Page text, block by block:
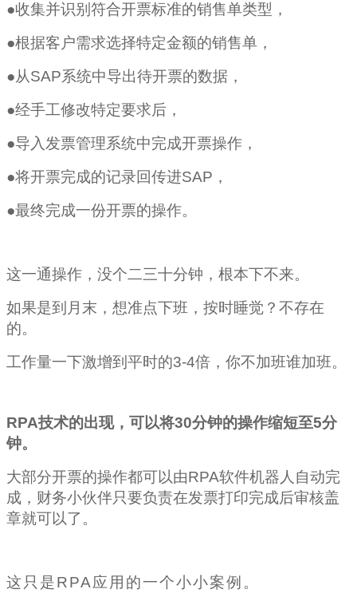
●收集并识别符合开票标准的销售单类型，
●根据客户需求选择特定金额的销售单，
●从SAP系统中导出待开票的数据，
●经手工修改特定要求后，
●导入发票管理系统中完成开票操作，
●将开票完成的记录回传进SAP ，
●最终完成一份开票的操作。
这一通操作，没个二三十分钟，根本下不来。
如果是到月末，想准点下班，按时睡觉？不存在
的。
工作量一下激增到平时的3-4倍，你不加班谁加班。
RPA技术的出现，可以将30分钟的操作缩短至5分
钟。
大部分开票的操作都可以由RPA软件机器人 自动完
成，财务小伙伴只要负责在发票打印完成后审核盖
章就可以了。
这只是RPA应用的一个小小案例。